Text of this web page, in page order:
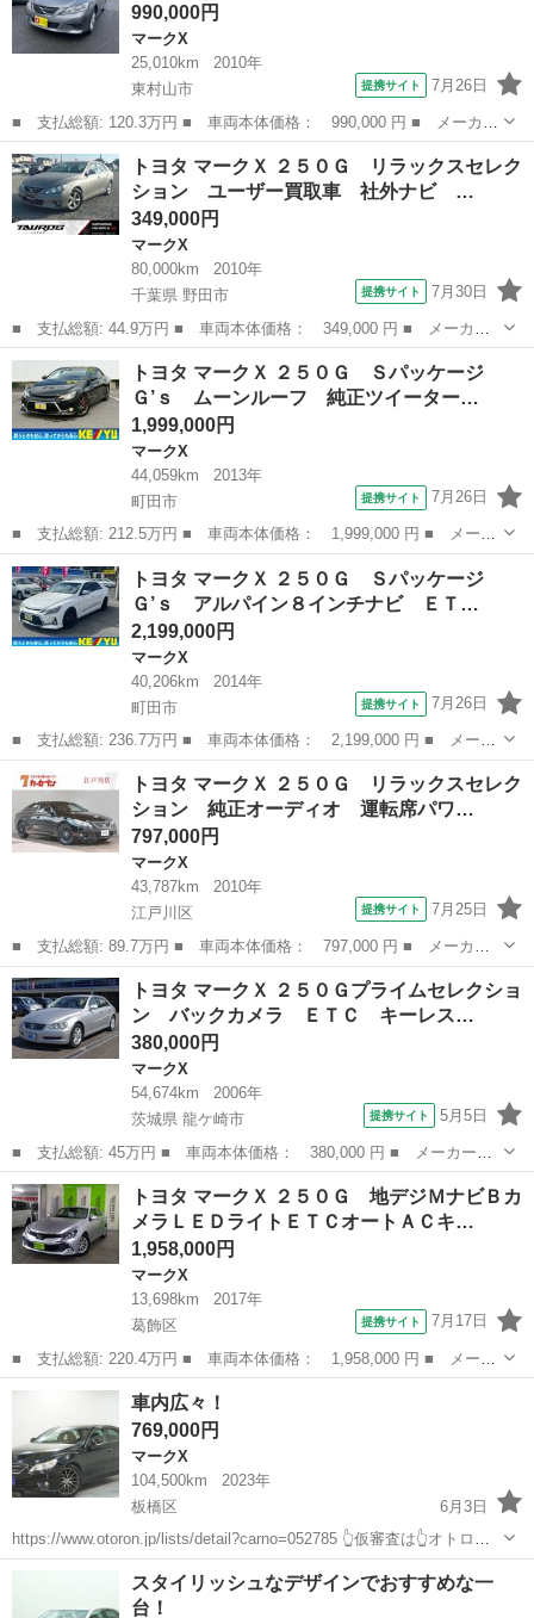
ＬＥＤヘ...
990,000円
マークX
25,010km
2010年
東村山市
提携サイト 7月26日
■ 支払総額: 120.3万円 ■ 車両本体価格： 990,000 円 ■ メーカー
名： トヨタ ■ 車種名： マークＸ ■ グレード名： ２５０Ｇ
■ 排気量： 2500cc ■ ドア枚数： 4D ■ ミッション： AT...
東京 東村山市 マークX
トヨタ マークＸ ２５０Ｇ リラックスセレク
ション ユーザー買取車 社外ナビ …
349,000円
マークX
80,000km
2010年
千葉県 野田市
提携サイト 7月30日
■ 支払総額: 44.9万円 ■ 車両本体価格： 349,000 円 ■ メーカー
名： トヨタ ■ 車種名： マークＸ ■ グレード名： ２５０Ｇ
リラックスセレクション ユーザー買取車 社外ナビ バックカメ
ラ ＴＶ 純正...
千葉 野田市 マークX
トヨタ マークＸ ２５０Ｇ Ｓパッケージ
Ｇ’ｓ ムーンルーフ 純正ツイーター…
1,999,000円
マークX
44,059km
2013年
町田市
提携サイト 7月26日
■ 支払総額: 212.5万円 ■ 車両本体価格： 1,999,000 円 ■ メーカ
ー名： トヨタ ■ 車種名： マークＸ ■ グレード名： ２５０
Ｇ Ｓパッケージ Ｇ’ｓ ムーンルーフ 純正ツイーター 純正ナ
ビ バック...
東京 町田市 マークX
トヨタ マークＸ ２５０Ｇ Ｓパッケージ
Ｇ’ｓ アルパイン８インチナビ ＥＴ…
2,199,000円
マークX
40,206km
2014年
町田市
提携サイト 7月26日
■ 支払総額: 236.7万円 ■ 車両本体価格： 2,199,000 円 ■ メーカ
ー名： トヨタ ■ 車種名： マークＸ ■ グレード名： ２５０
Ｇ Ｓパッケージ Ｇ’ｓ アルパイン８インチナビ ＥＴＣ バック
カメラ ...
東京 町田市 マークX
トヨタ マークＸ ２５０Ｇ リラックスセレク
ション 純正オーディオ 運転席パワ…
797,000円
マークX
43,787km
2010年
江戸川区
提携サイト 7月25日
■ 支払総額: 89.7万円 ■ 車両本体価格： 797,000 円 ■ メーカー
名： トヨタ ■ 車種名： マークＸ ■ グレード名： ２５０Ｇ
リラックスセレクション 純正オーディオ 運転席パワシート 純正
フロアマット...
東京 江戸川区 マークX
トヨタ マークＸ ２５０Ｇプライムセレクショ
ン バックカメラ ＥＴＣ キーレス…
380,000円
マークX
54,674km
2006年
茨城県 龍ケ崎市
提携サイト 5月5日
■ 支払総額: 45万円 ■ 車両本体価格： 380,000 円 ■ メーカー
名： トヨタ ■ 車種名： マークＸ ■ グレード名： ２５０Ｇプ
ライムセレクション バックカメラ ＥＴＣ キーレス パワーシー
ト ＨＩＤヘッド...
茨城 龍ケ崎市 マークX
トヨタ マークＸ ２５０Ｇ 地デジＭナビＢカ
メラＬＥＤライトＥＴＣオートＡＣキ…
1,958,000円
マークX
13,698km
2017年
葛飾区
提携サイト 7月17日
■ 支払総額: 220.4万円 ■ 車両本体価格： 1,958,000 円 ■ メーカ
ー名： トヨタ ■ 車種名： マークＸ ■ グレード名： ２５０
Ｇ 地デジＭナビＢカメラＬＥＤライトＥＴＣオートＡＣキーフリー
■ 排気...
葛飾区 マークX
車内広々！
769,000円
マークX
104,500km
2023年
板橋区
6月3日
https://www.otoron.jp/lists/detail?carno=052785 👆仮審査は👆オトロン
練馬店へ✨👆🌠 ✨毎日10件以上入庫中✨全店舗の在庫をご納車可能！！
🔴下取最低保証金額アップ...
マークX 電話番号
スタイリッシュなデザインでおすすめな一
台！